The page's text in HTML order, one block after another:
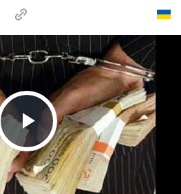
Play Video